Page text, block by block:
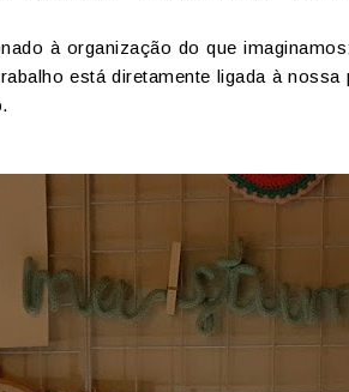
à organização do que
está diretamente ligada à